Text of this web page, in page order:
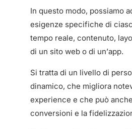
In questo modo, possiamo
esigenze specifiche di
tempo reale, contenuto,
di un sito web o di un’app.
Si tratta di un livello di
dinamico, che migliora
experience e che può
conversioni e la